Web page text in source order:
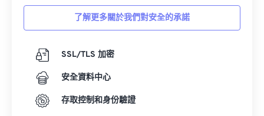
了解更多關於我們對安全的承諾
SSL/TLS 加密
安全資料中心
存取控制和身份驗證